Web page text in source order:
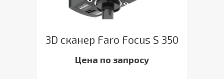
3D сканер Faro Focus S 350
Цена по запросу